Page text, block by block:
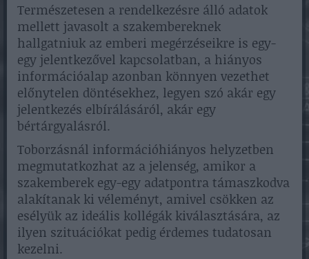
Természetesen a rendelkezésre álló adatok
mellett javasolt a szakembereknek
hallgatniuk az emberi megérzéseikre is egy-
egy jelentkezővel kapcsolatban, a hiányos
információalap azonban könnyen vezethet
előnytelen döntésekhez, legyen szó akár egy
jelentkezés elbírálásáról, akár egy
bértárgyalásról.
Toborzásnál információhiányos helyzetben
megmutatkozhat az a jelenség, amikor a
szakemberek egy-egy adatpontra támaszkodva
alakítanak ki véleményt, amivel csökken az
esélyük az ideális kollégák kiválasztására, az
ilyen szituációkat pedig érdemes tudatosan
kezelni.